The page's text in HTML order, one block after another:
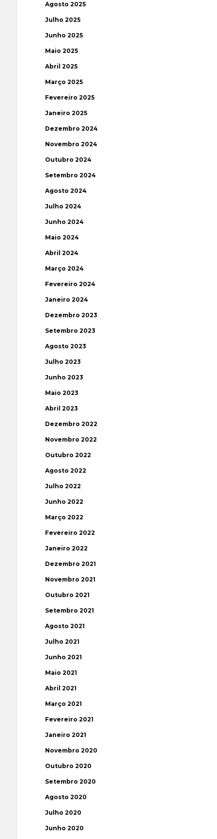
Agosto 2025
Julho 2025
Junho 2025
Maio 2025
Abril 2025
Março 2025
Fevereiro 2025
Janeiro 2025
Dezembro 2024
Novembro 2024
Outubro 2024
Setembro 2024
Agosto 2024
Julho 2024
Junho 2024
Maio 2024
Abril 2024
Março 2024
Fevereiro 2024
Janeiro 2024
Dezembro 2023
Setembro 2023
Agosto 2023
Julho 2023
Junho 2023
Maio 2023
Abril 2023
Dezembro 2022
Novembro 2022
Outubro 2022
Agosto 2022
Julho 2022
Junho 2022
Março 2022
Fevereiro 2022
Janeiro 2022
Dezembro 2021
Novembro 2021
Outubro 2021
Setembro 2021
Agosto 2021
Julho 2021
Junho 2021
Maio 2021
Abril 2021
Março 2021
Fevereiro 2021
Janeiro 2021
Novembro 2020
Outubro 2020
Setembro 2020
Agosto 2020
Julho 2020
Junho 2020